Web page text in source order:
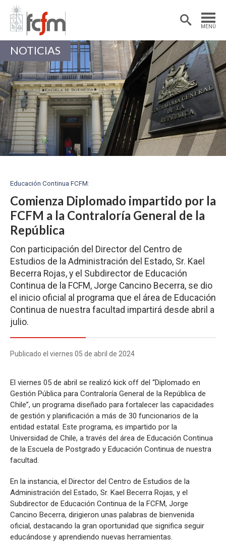
MENÚ
Estudiantes
Académicas/os
NOTICIAS
Educación Continua FCFM:
Comienza Diplomado impartido por la
FCFM a la Contraloría General de la
República
Con participación del Director del Centro de
Estudios de la Administración del Estado, Sr. Kael
Becerra Rojas, y el Subdirector de Educación
Continua de la FCFM, Jorge Cancino Becerra, se dio
el inicio oficial al programa que el área de Educación
Continua de nuestra facultad impartirá desde abril a
julio.
Publicado el viernes 05 de abril de 2024
El viernes 05 de abril se realizó kick off del “Diplomado en
Gestión Pública para Contraloría General de la República de
Chile”, un programa diseñado para fortalecer las capacidades
de gestión y planificación a más de 30 funcionarios de la
entidad estatal. Este programa, es impartido por la
Universidad de Chile, a través del área de Educación Continua
de la Escuela de Postgrado y Educación Continua de nuestra
facultad.
En la instancia, el Director del Centro de Estudios de la
Administración del Estado, Sr. Kael Becerra Rojas, y el
Subdirector de Educación Continua de la FCFM, Jorge
Cancino Becerra, dirigieron unas palabras de bienvenida
oficial, destacando la gran oportunidad que significa seguir
educándose y aprendiendo nuevas herramientas.